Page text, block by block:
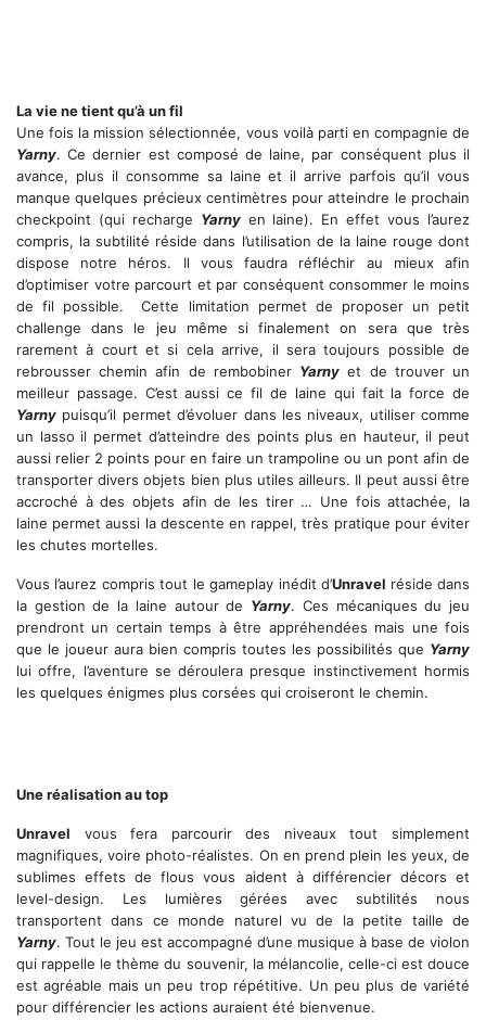
La vie ne tient qu’à un fil
Une fois la mission sélectionnée, vous voilà parti en compagnie de
Yarny. Ce dernier est composé de laine, par conséquent plus il
avance, plus il consomme sa laine et il arrive parfois qu’il vous
manque quelques précieux centimètres pour atteindre le prochain
checkpoint (qui recharge Yarnyen laine). En effet vous l’aurez
compris, la subtilité réside dans l’utilisation de la laine rouge dont
dispose notre héros. Il vous faudra réfléchir au mieux afin
d’optimiser votre parcourt et par conséquent consommer le moins
de fil possible. Cette limitation permet de proposer un petit
challenge dans le jeu même si finalement on sera que très
rarement à court et si cela arrive, il sera toujours possible de
rebrousser chemin afin de rembobiner Yarny et de trouver un
meilleur passage. C’est aussi ce fil de laine qui fait la force de
Yarny puisqu’il permet d’évoluer dans les niveaux, utiliser comme
un lasso il permet d’atteindre des points plus en hauteur, il peut
aussi relier 2 points pour en faire un trampoline ou un pont afin de
transporter divers objets bien plus utiles ailleurs. Il peut aussi être
accroché à des objets afin de les tirer … Une fois attachée, la
laine permet aussi la descente en rappel, très pratique pour éviter
les chutes mortelles.
Vous l’aurez compris tout le gameplay inédit d’Unravel réside dans
la gestion de la laine autour de Yarny. Ces mécaniques du jeu
prendront un certain temps à être appréhendées mais une fois
que le joueur aura bien compris toutes les possibilités que Yarny
lui offre, l’aventure se déroulera presque instinctivement hormis
les quelques énigmes plus corsées qui croiseront le chemin.
Une réalisation au top
Unravel vous fera parcourir des niveaux tout simplement
magnifiques, voire photo-réalistes. On en prend plein les yeux, de
sublimes effets de flous vous aident à différencier décors et
level-design. Les lumières gérées avec subtilités nous
transportent dans ce monde naturel vu de la petite taille de
Yarny. Tout le jeu est accompagné d’une musique à base de violon
qui rappelle le thème du souvenir, la mélancolie, celle-ci est douce
est agréable mais un peu trop répétitive. Un peu plus de variété
pour différencier les actions auraient été bienvenue.